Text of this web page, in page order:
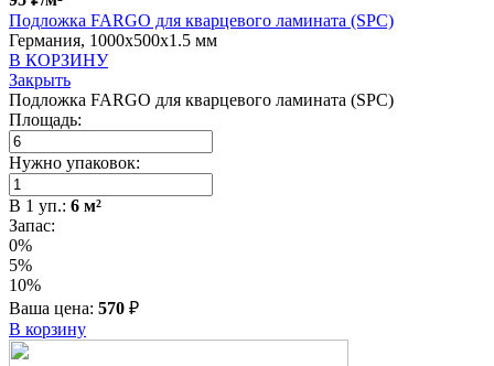
Подложка FARGO для кварцевого ламината (SPC)
Германия, 1000x500x1.5 мм
В КОРЗИНУ
Закрыть
Подложка FARGO для кварцевого ламината (SPC)
Площадь:
Нужно упаковок:
В 1 уп.: 6 м²
Запас:
0%
5%
10%
Ваша цена: 570 ₽
В корзину